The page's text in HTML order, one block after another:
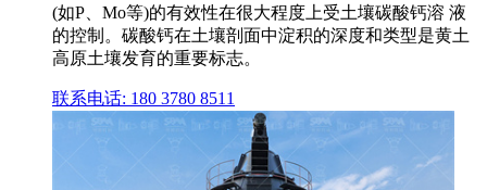
(如P、Mo等)的有效性在很大程度上受土壤碳酸钙溶 液
的控制。碳酸钙在土壤剖面中淀积的深度和类型是黄土
高原土壤发育的重要标志。
联系电话: 180 3780 8511